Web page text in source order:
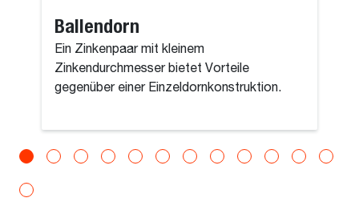
Ballendorn
Ein Zinkenpaar mit kleinem
Zinkendurchmesser bietet Vorteile
gegenüber einer Einzeldornkonstruktion.